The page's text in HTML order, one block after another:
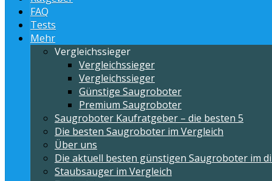
FAQ
Tests
Mehr
Vergleichssieger
Vergleichssieger
Vergleichssieger
Günstige Saugroboter
Premium Saugroboter
Saugroboter Kaufratgeber – die besten 5
Die besten Saugroboter im Vergleich
Über uns
Die aktuell besten günstigen Saugroboter im
Staubsauger im Vergleich